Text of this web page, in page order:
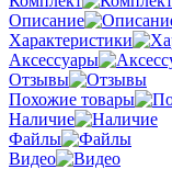
Описание
Характеристики
Аксессуары
Отзывы
Похожие товары
Наличие
Файлы
Видео